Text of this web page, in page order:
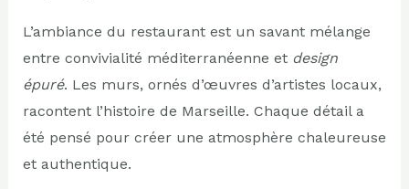
L’ambiance du restaurant est un savant mélange
entre convivialité méditerranéenne et design
épuré. Les murs, ornés d’œuvres d’artistes locaux,
racontent l’histoire de Marseille. Chaque détail a
été pensé pour créer une atmosphère chaleureuse
et authentique.